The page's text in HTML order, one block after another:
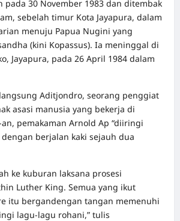
pada 30 November 1983 dan ditembak
sebelah timur Kota Jayapura, dalam
menuju Papua Nugini yang
(kini Kopassus). Ia meninggal di
Jayapura, pada 26 April 1984 dalam
Aditjondro, seorang penggiat
asasi manusia yang bekerja di
pemakaman Arnold Ap “diiringi
berjalan kaki sejauh dua
ke kuburan laksana prosesi
Luther King. Semua yang ikut
itu bergandengan tangan memenuhi
lagu-lagu rohani,” tulis